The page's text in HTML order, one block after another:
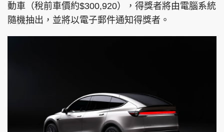
關於我們 使用條款
Copyright © 東周網 版權所有 . 不得轉載
©Eastweek.com.hk. All rights reserved.
動車（稅前車價約$300,920），得獎者將由電腦系統
隨機抽出，並將以電子郵件通知得獎者。